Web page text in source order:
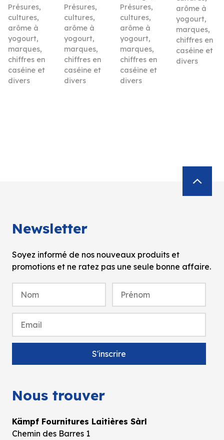
Présures,
cultures,
arôme à
yogourt,
marques,
chiffres en
caséine et
divers
Présures,
cultures,
arôme à
yogourt,
marques,
chiffres en
caséine et
divers
Présures,
cultures,
arôme à
yogourt,
marques,
chiffres en
caséine et
divers
arôme à
yogourt,
marques,
chiffres en
caséine et
divers
Newsletter
Soyez informé de nos nouveaux produits et
promotions et ne ratez pas une seule bonne affaire.
Nous trouver
Kämpf Fournitures Laitières Sàrl
Chemin des Barres 1